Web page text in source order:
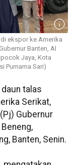
ekspor ke Amerika
Banten, Al
Jaya, Kota
Purnama Sari)
daun talas
Serikat,
Gubernur
Banten, Senin.